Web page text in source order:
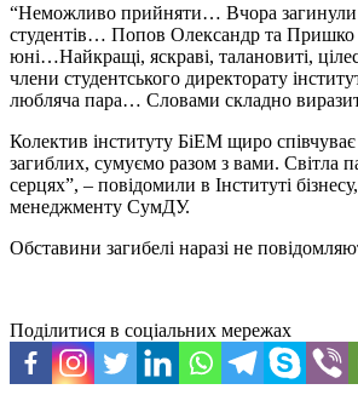
“Неможливо прийняти… Вчора
студентів… Попов Олександр та Пришко
юні…Найкращі, яскраві, талановиті,
члени студентського директорату
любляча пара… Словами складно
Колектив інституту БіЕМ щиро
загиблих, сумуємо разом з вами. Світла
серцях”, – повідомили в Інституті
менеджменту СумДУ.
Обставини загибелі наразі не
Поділитися в соціальних мережах